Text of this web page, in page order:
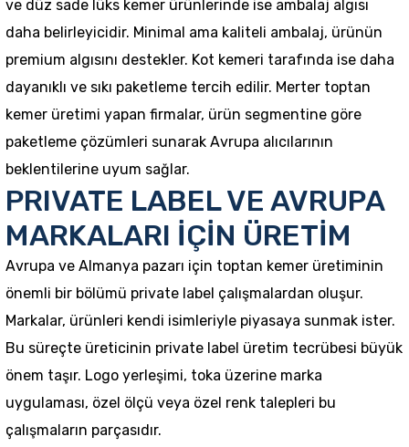
ve düz sade lüks kemer ürünlerinde ise ambalaj algısı
daha belirleyicidir. Minimal ama kaliteli ambalaj, ürünün
premium algısını destekler. Kot kemeri tarafında ise daha
dayanıklı ve sıkı paketleme tercih edilir. Merter toptan
kemer üretimi yapan firmalar, ürün segmentine göre
paketleme çözümleri sunarak Avrupa alıcılarının
beklentilerine uyum sağlar.
PRIVATE LABEL VE AVRUPA
MARKALARI İÇİN ÜRETİM
Avrupa ve Almanya pazarı için toptan kemer üretiminin
önemli bir bölümü private label çalışmalardan oluşur.
Markalar, ürünleri kendi isimleriyle piyasaya sunmak ister.
Bu süreçte üreticinin private label üretim tecrübesi büyük
önem taşır. Logo yerleşimi, toka üzerine marka
uygulaması, özel ölçü veya özel renk talepleri bu
çalışmaların parçasıdır.